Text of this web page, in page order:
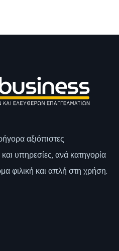
αξιόπιστες
και υπηρεσίες, ανά κατηγορία
φιλική και απλή στη χρήση.